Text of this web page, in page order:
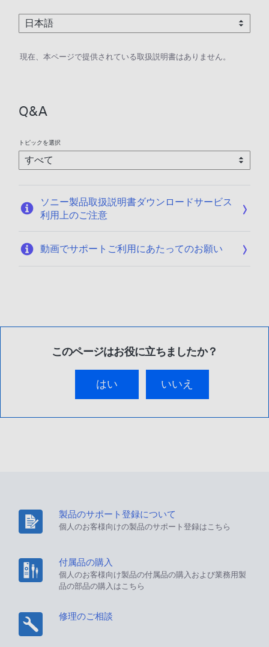
現在、本ページで提供されている取扱説明書はありません。
Q&A
トピックを選択
ソニー製品取扱説明書ダウンロードサービス
利用上のご注意
動画でサポートご利用にあたってのお願い
このページはお役に立ちましたか？
はい いいえ
製品のサポート登録について
個人のお客様向けの製品のサポート登録はこちら
付属品の購入
個人のお客様向け製品の付属品の購入および業務用製
品の部品の購入はこちら
修理のご相談